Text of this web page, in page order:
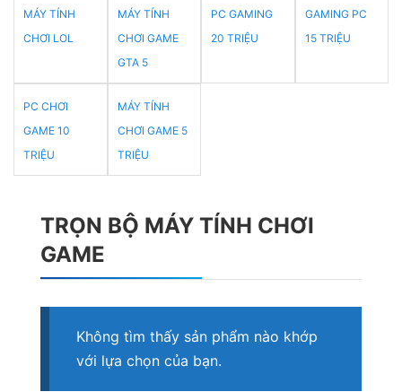
MÁY TÍNH
CHƠI LOL
MÁY TÍNH
CHƠI GAME
GTA 5
PC GAMING
20 TRIỆU
GAMING PC
15 TRIỆU
PC CHƠI
GAME 10
TRIỆU
MÁY TÍNH
CHƠI GAME 5
TRIỆU
TRỌN BỘ MÁY TÍNH CHƠI
GAME
Không tìm thấy sản phẩm nào khớp
với lựa chọn của bạn.